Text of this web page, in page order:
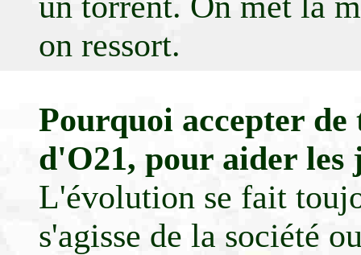
on ressort.
Pourquoi accepter de
d'O21, pour aider les
L'évolution se fait
s'agisse de la société